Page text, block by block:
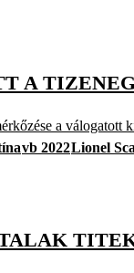
A
a válogatott
vb 2022Lionel